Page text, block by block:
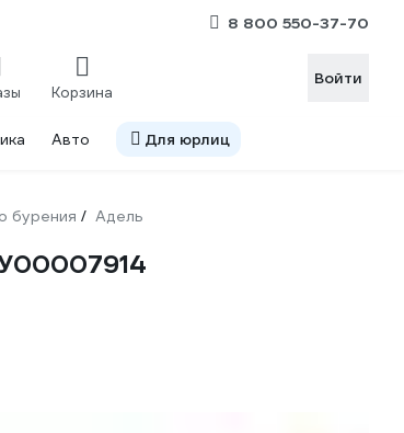
8 800 550-37-70
Корзина
Войти
Авто Для юрлиц
бурения / Адель